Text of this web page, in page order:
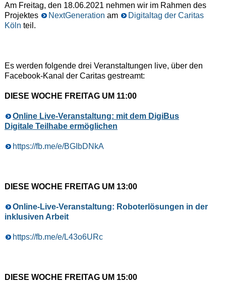
Am Freitag, den 18.06.2021 nehmen wir im Rahmen des
Projektes
NextGeneration am
Digitaltag der Caritas
Köln teil.
Es werden folgende drei Veranstaltungen live, über den
Facebook-Kanal der Caritas gestreamt:
DIESE WOCHE FREITAG UM 11:00
Online Live-Veranstaltung: mit dem DigiBus
Digitale Teilhabe ermöglichen
https://fb.me/e/BGIbDNkA
DIESE WOCHE FREITAG UM 13:00
Online-Live-Veranstaltung: Roboterlösungen in der
inklusiven Arbeit
https://fb.me/e/L43o6URc
DIESE WOCHE FREITAG UM 15:00